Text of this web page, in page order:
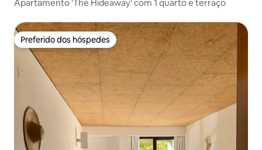
Apartamento 'The Hideaway' com 1 quarto e terraço
Preferido dos hóspedes
Preferido dos hóspedes